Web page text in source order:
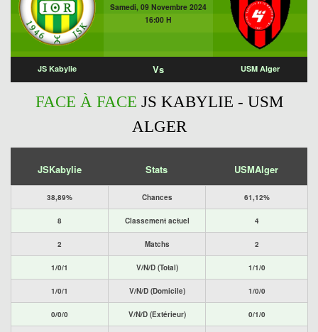
Samedi, 09 Novembre 2024
16:00 H
JS Kabylie Vs USM Alger
FACE À FACE JS KABYLIE - USM
ALGER
JSKabylie Stats USMAlger
38,89% Chances 61,12%
8 Classement actuel 4
2 Matchs 2
1/0/1 V/N/D (Total) 1/1/0
1/0/1 V/N/D (Domicile) 1/0/0
0/0/0 V/N/D (Extérieur) 0/1/0